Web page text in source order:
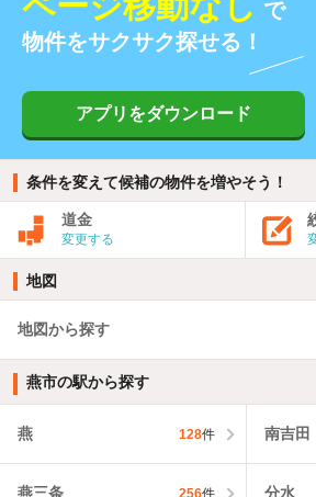
で
物件をサクサク探せる！
アプリをダウンロード
条件を変えて候補の物件を増やそう！
道金
変更する
地図
地図から探す
燕市の駅から探す
燕 128件 南吉田
燕三条 256件 分水